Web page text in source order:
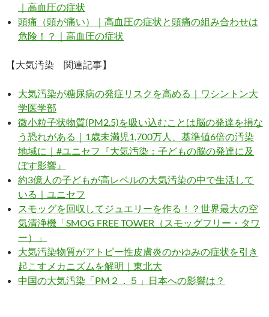
｜高血圧の症状
頭痛（頭が痛い）｜高血圧の症状と頭痛の組み合わせは
危険！？｜高血圧の症状
【大気汚染 関連記事】
大気汚染が糖尿病の発症リスクを高める｜ワシントン大
学医学部
微小粒子状物質(PM2.5)を吸い込むことは脳の発達を損な
う恐れがある｜1歳未満児1,700万人、基準値6倍の汚染
地域に｜#ユニセフ『大気汚染：子どもの脳の発達に及
ぼす影響』
約3億人の子どもが高レベルの大気汚染の中で生活して
いる｜ユニセフ
スモッグを回収してジュエリーを作る！？世界最大の空
気清浄機「SMOG FREE TOWER（スモッグフリー・タワ
ー）」
大気汚染物質がアトピー性皮膚炎のかゆみの症状を引き
起こすメカニズムを解明｜東北大
中国の大気汚染「PM２．５」日本への影響は？